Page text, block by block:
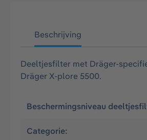
Beschrijving
Deeltjesfilter met Dräger-
Dräger X-plore 5500.
Beschermingsniveau
Categorie: